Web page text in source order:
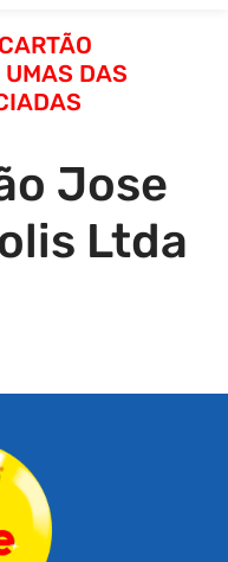
UMAS DAS
Jose
Ltda